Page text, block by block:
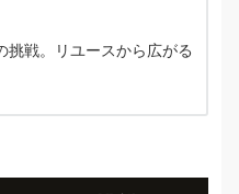
挑戦。リユースから広がる